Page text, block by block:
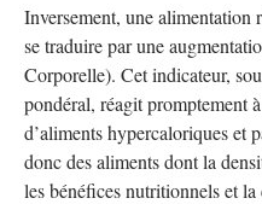
Inversement, une alimentation
se traduire par une
Corporelle). Cet indicateur,
pondéral, réagit promptement
d’aliments hypercaloriques et
donc des aliments dont la
les bénéfices nutritionnels et